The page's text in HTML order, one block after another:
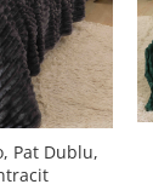
Pat Dublu,